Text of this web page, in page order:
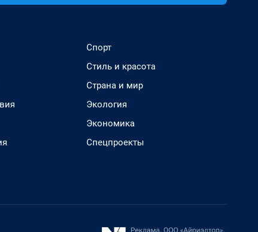
Спорт
Стиль и красота
Страна и мир
Экология
Экономика
Спецпроекты